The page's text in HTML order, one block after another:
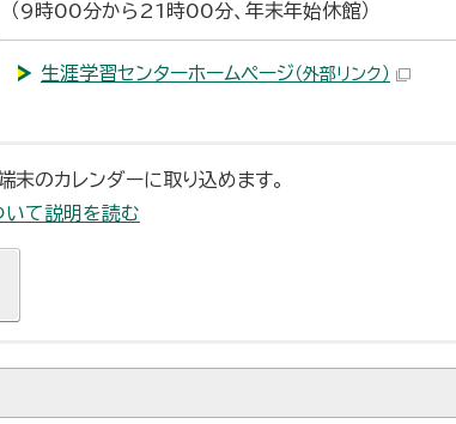
（9時00分から21時00分、年末年始休館）
生涯学習センターホームページ （外部リンク）
のカレンダーに取り込めます。
いて説明を読む